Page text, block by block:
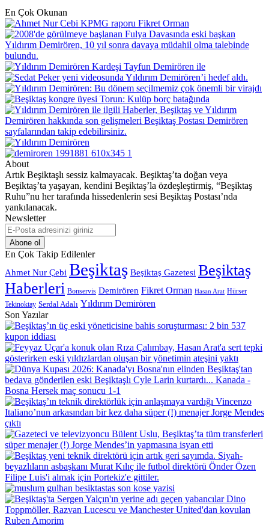
En Çok Okunan
About
Artık Beşiktaşlı sessiz kalmayacak. Beşiktaş’ta doğan veya
Beşiktaş’ta yaşayan, kendini Beşiktaş’la özdeşleştirmiş, “Beşiktaş
Ruhu”nu her tarafında hissedenlerin sesi Beşiktaş Postası’nda
yankılanacak.
Newsletter
E-
Posta
adresinizi
giriniz
En Çok Takip Edilenler
Ahmet Nur Çebi Beşiktaş Beşiktaş Gazetesi Beşiktaş
Haberleri Bonservis Demirören Fikret Orman Hasan Arat Hürser
Tekinoktay Serdal Adalı Yıldırım Demirören
Son Yazılar